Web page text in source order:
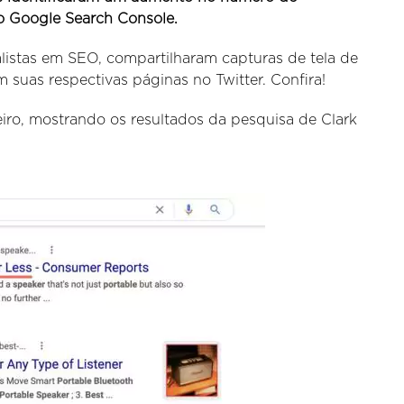
Search Console.
em SEO, compartilharam capturas de tela de
suas respectivas páginas no Twitter. Confira!
mostrando os resultados da pesquisa de Clark